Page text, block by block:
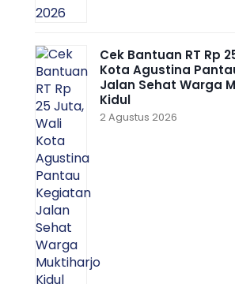
Cek Bantuan RT Rp
Kota Agustina
Jalan Sehat Warga
Kidul
2 Agustus 2026